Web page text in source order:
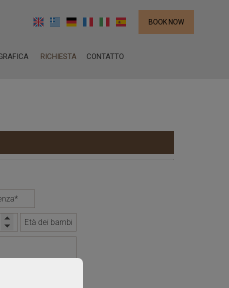
BOOK NOW
RICHIESTA CONTATTO